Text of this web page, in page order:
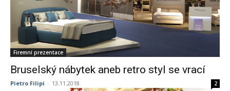
Firemní prezentace
Bruselský nábytek aneb retro styl se vrací
Pietro Filipi - 13.11.2018 2